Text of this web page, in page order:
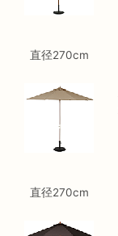
直径270cm
直径270cm